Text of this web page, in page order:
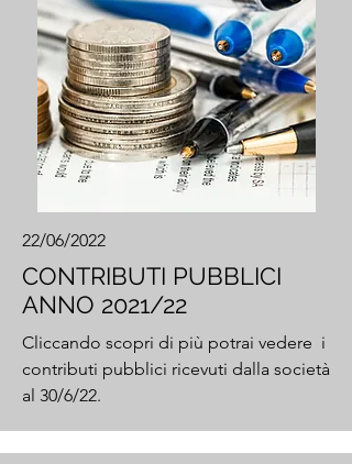
22/06/2022
CONTRIBUTI PUBBLICI
ANNO 2021/22
Cliccando scopri di più potrai vedere i
contributi pubblici ricevuti dalla società
al 30/6/22.